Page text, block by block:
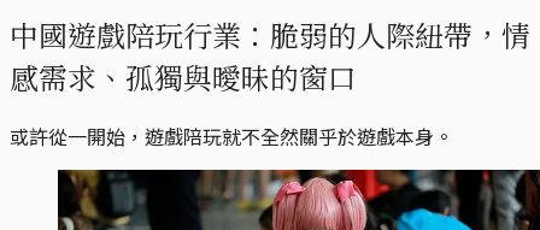
中國遊戲陪玩行業：脆弱的人際紐帶，情
感需求、孤獨與曖昧的窗口
或許從一開始，遊戲陪玩就不全然關乎於遊戲本身。